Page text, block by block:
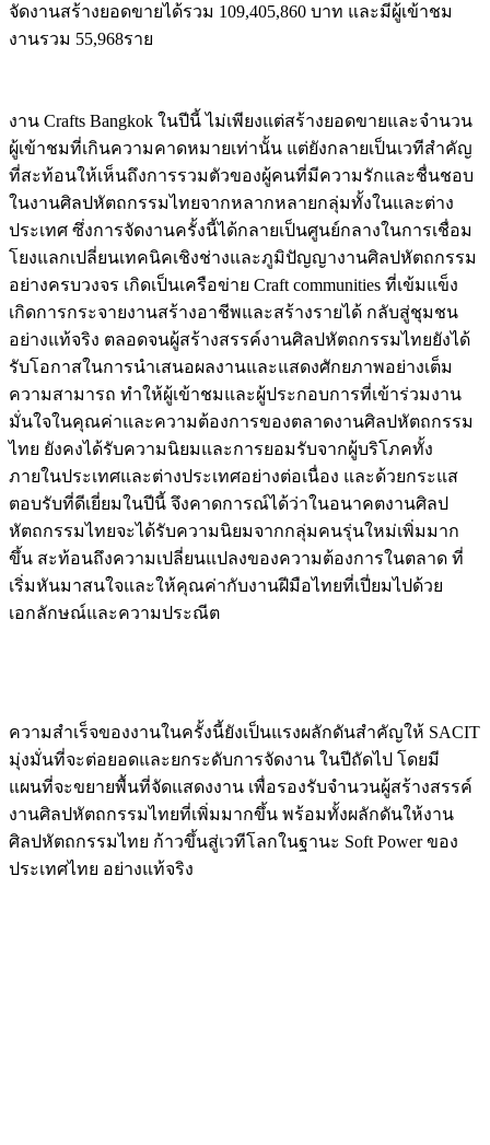
จัดงานสร้างยอดขายได้รวม 109,405,860 บาท และมีผู้เข้าชม
งานรวม 55,968ราย
งาน Crafts Bangkok ในปีนี้ ไม่เพียงแต่สร้างยอดขายและจำนวน
ผู้เข้าชมที่เกินความคาดหมายเท่านั้น แต่ยังกลายเป็นเวทีสำคัญ
ที่สะท้อนให้เห็นถึงการรวมตัวของผู้คนที่มีความรักและชื่นชอบ
ในงานศิลปหัตถกรรมไทยจากหลากหลายกลุ่มทั้งในและต่าง
ประเทศ ซึ่งการจัดงานครั้งนี้ได้กลายเป็นศูนย์กลางในการเชื่อม
โยงแลกเปลี่ยนเทคนิคเชิงช่างและภูมิปัญญางานศิลปหัตถกรรม
อย่างครบวงจร เกิดเป็นเครือข่าย Craft communities ที่เข้มแข็ง
เกิดการกระจายงานสร้างอาชีพและสร้างรายได้ กลับสู่ชุมชน
อย่างแท้จริง ตลอดจนผู้สร้างสรรค์งานศิลปหัตถกรรมไทยยังได้
รับโอกาสในการนำเสนอผลงานและแสดงศักยภาพอย่างเต็ม
ความสามารถ ทำให้ผู้เข้าชมและผู้ประกอบการที่เข้าร่วมงาน
มั่นใจในคุณค่าและความต้องการของตลาดงานศิลปหัตถกรรม
ไทย ยังคงได้รับความนิยมและการยอมรับจากผู้บริโภคทั้ง
ภายในประเทศและต่างประเทศอย่างต่อเนื่อง และด้วยกระแส
ตอบรับที่ดีเยี่ยมในปีนี้ จึงคาดการณ์ได้ว่าในอนาคตงานศิลป
หัตถกรรมไทยจะได้รับความนิยมจากกลุ่มคนรุ่นใหม่เพิ่มมาก
ขึ้น สะท้อนถึงความเปลี่ยนแปลงของความต้องการในตลาด ที่
เริ่มหันมาสนใจและให้คุณค่ากับงานฝีมือไทยที่เปี่ยมไปด้วย
เอกลักษณ์และความประณีต
ความสำเร็จของงานในครั้งนี้ยังเป็นแรงผลักดันสำคัญให้ SACIT
มุ่งมั่นที่จะต่อยอดและยกระดับการจัดงาน ในปีถัดไป โดยมี
แผนที่จะขยายพื้นที่จัดแสดงงาน เพื่อรองรับจำนวนผู้สร้างสรรค์
งานศิลปหัตถกรรมไทยที่เพิ่มมากขึ้น พร้อมทั้งผลักดันให้งาน
ศิลปหัตถกรรมไทย ก้าวขึ้นสู่เวทีโลกในฐานะ Soft Powerของ
ประเทศไทย อย่างแท้จริง